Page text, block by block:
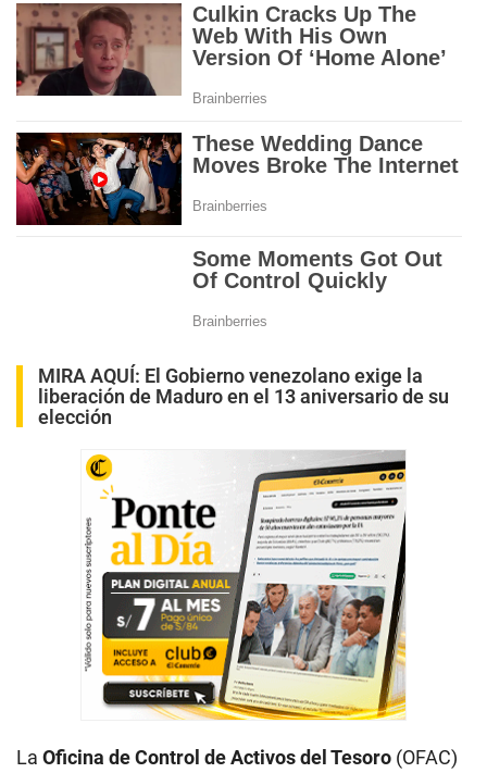
MIRA AQUÍ: El Gobierno venezolano exige la
liberación de Maduro en el 13 aniversario de su
elección
La Oficina de Control de Activos del Tesoro (OFAC)